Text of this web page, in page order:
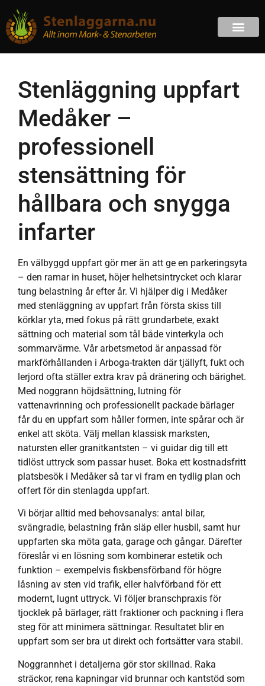
Stenläggning uppfart
Medåker –
professionell
stensättning för
hållbara och snygga
infarter
En välbyggd uppfart gör mer än att ge en parkeringsyta
– den ramar in huset, höjer helhetsintrycket och klarar
tung belastning år efter år. Vi hjälper dig i Medåker
med stenläggning av uppfart från första skiss till
körklar yta, med fokus på rätt grundarbete, exakt
sättning och material som tål både vinterkyla och
sommarvärme. Vår arbetsmetod är anpassad för
markförhållanden i Arboga-trakten där tjällyft, fukt och
lerjord ofta ställer extra krav på dränering och bärighet.
Med noggrann höjdsättning, lutning för
vattenavrinning och professionellt packade bärlager
får du en uppfart som håller formen, inte spårar och är
enkel att sköta. Välj mellan klassisk marksten,
natursten eller granitkantsten – vi guidar dig till ett
tidlöst uttryck som passar huset. Boka ett kostnadsfritt
platsbesök i Medåker så tar vi fram en tydlig plan och
offert för din stenlagda uppfart.
Vi börjar alltid med behovsanalys: antal bilar,
svängradie, belastning från släp eller husbil, samt hur
uppfarten ska möta gata, garage och gångar. Därefter
föreslår vi en lösning som kombinerar estetik och
funktion – exempelvis fiskbensförband för högre
låsning av sten vid trafik, eller halvförband för ett
modernt, lugnt uttryck. Vi följer branschpraxis för
tjocklek på bärlager, rätt fraktioner och packning i flera
steg för att minimera sättningar. Resultatet blir en
uppfart som ser bra ut direkt och fortsätter vara stabil.
Noggrannhet i detaljerna gör stor skillnad. Raka
sträckor, rena kapningar vid brunnar och kantstöd som